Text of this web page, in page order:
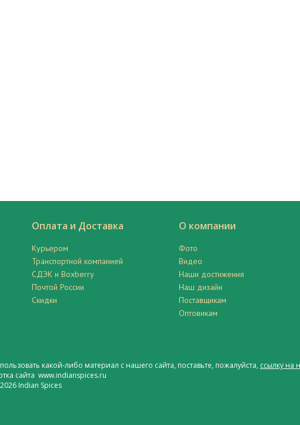
Оплата и Доставка
Курьером
Транспортной компанией
СДЭК и Boxberry
Почтой России
Скидки
О компании
Фото
Видео
Наши достижения
Наш дизайн
Поставщикам
Оптовикам
какой-либо материал с нашего сайта, поставьте, пожалуйста, ссылку на
сайта www.indianspices.ru
Indian Spices